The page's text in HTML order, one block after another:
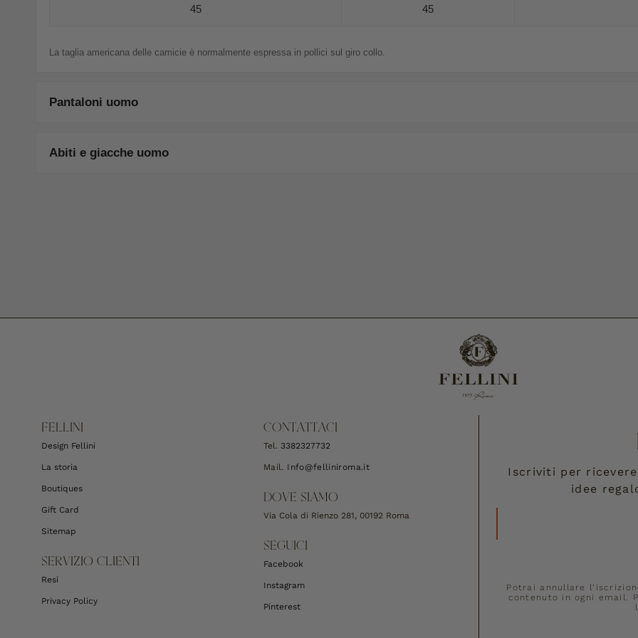
45 45
La taglia americana delle camicie è normalmente espressa in pollici sul giro collo.
Pantaloni uomo
Abiti e giacche uomo
FELLINI
Design Fellini
La storia
Boutiques
Gift Card
Sitemap
SERVIZIO CLIENTI
Resi
Privacy Policy
CONTATTACI
Tel. 3382327732
Mail. Info@felliniroma.it
DOVE SIAMO
Via Cola di Rienzo 281, 00192 Roma
SEGUICI
Facebook
Instagram
Pinterest
Iscriviti per
idee
Potrai annullare
contenuto in ogni email.